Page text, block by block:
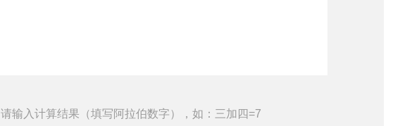
请输入计算结果（填写阿拉伯数字），如：三加四=7